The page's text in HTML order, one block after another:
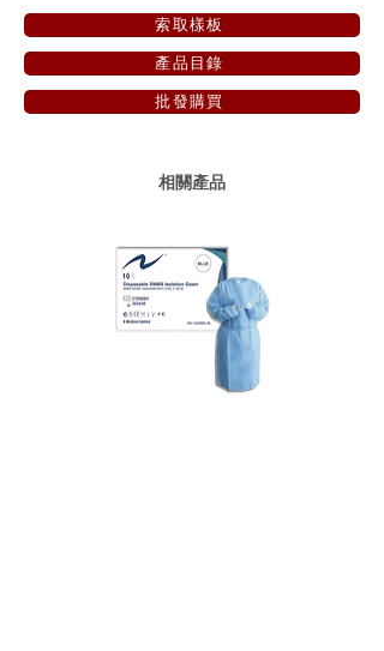
索取樣板
產品目錄
批發購買
相關產品